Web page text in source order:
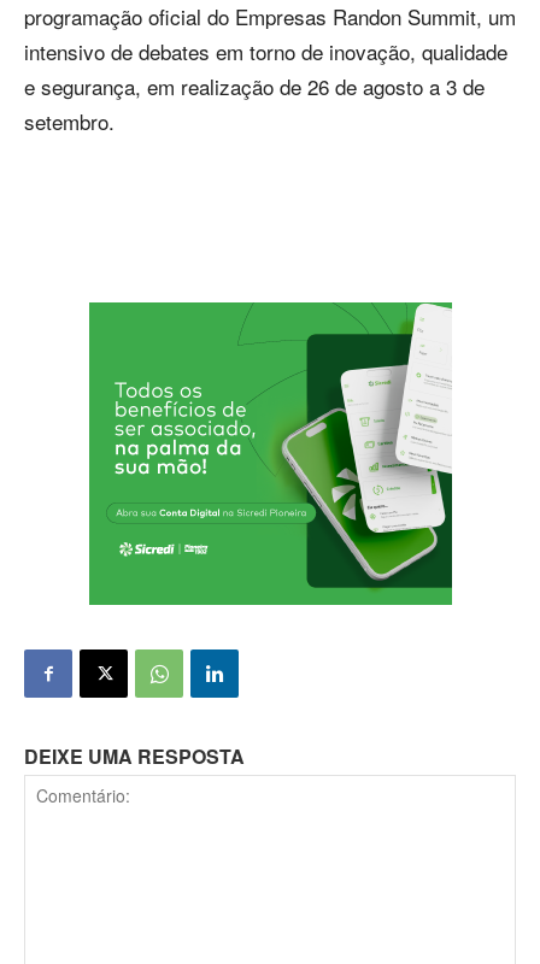
programação oficial do Empresas Randon Summit, um
intensivo de debates em torno de inovação, qualidade
e segurança, em realização de 26 de agosto a 3 de
setembro.
DEIXE UMA RESPOSTA